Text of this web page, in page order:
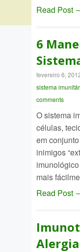
Read Post
6
fevereiro 6,
sistema
comments
O sistema
células,
em
inimigos
mais
Read Post
Alergia